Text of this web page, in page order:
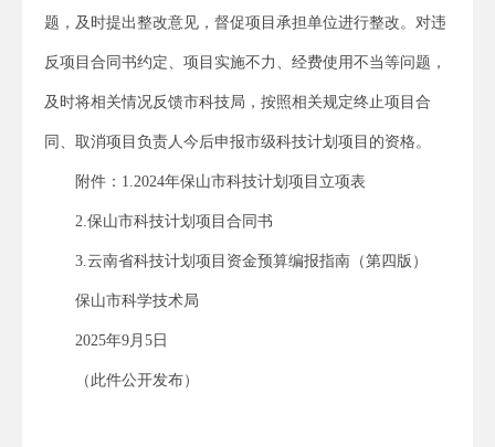
题，及时提出整改意见，督促项目承担单位进行整改。对违
反项目合同书约定、项目实施不力、经费使用不当等问题，
及时将相关情况反馈市科技局，按照相关规定终止项目合
同、取消项目负责人今后申报市级科技计划项目的资格。
附件：1.2024年保山市科技计划项目立项表
2.保山市科技计划项目合同书
3.云南省科技计划项目资金预算编报指南（第四版）
保山市科学技术局
2025年9月5日
（此件公开发布）